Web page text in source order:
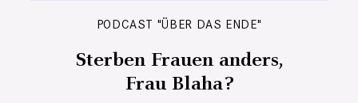
PODCAST "ÜBER DAS ENDE"
Sterben Frauen anders,
Frau Blaha?